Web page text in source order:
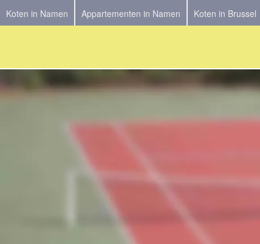
Koten in Namen Appartementen in Namen Koten in Brussel